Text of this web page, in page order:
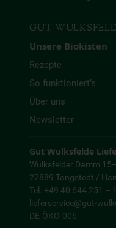
GUT
Unsere Biokisten
Rezepte
So funktioniert’s
Über uns
Newsletter
Gut Wulksfelde
Wulksfelder Damm
22889 Tangstedt /
Tel. +49 40 644 251 –
lieferservice@gut-
DE-ÖKO-006